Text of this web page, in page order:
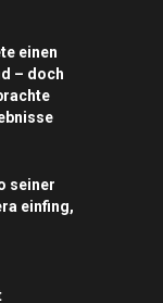
einen
– doch
seiner
einfing,